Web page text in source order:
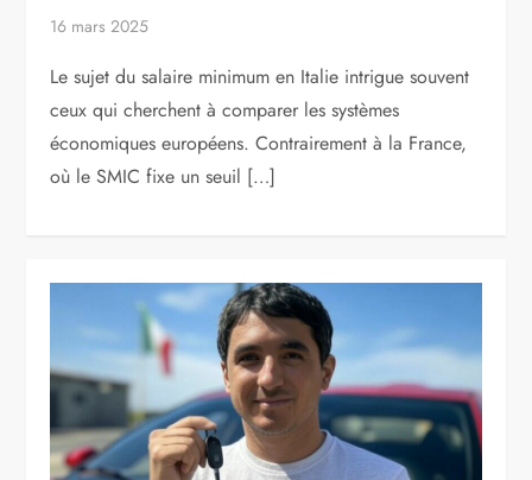
16 mars 2025
Le sujet du salaire minimum en Italie intrigue souvent
ceux qui cherchent à comparer les systèmes
économiques européens. Contrairement à la France,
où le SMIC fixe un seuil […]